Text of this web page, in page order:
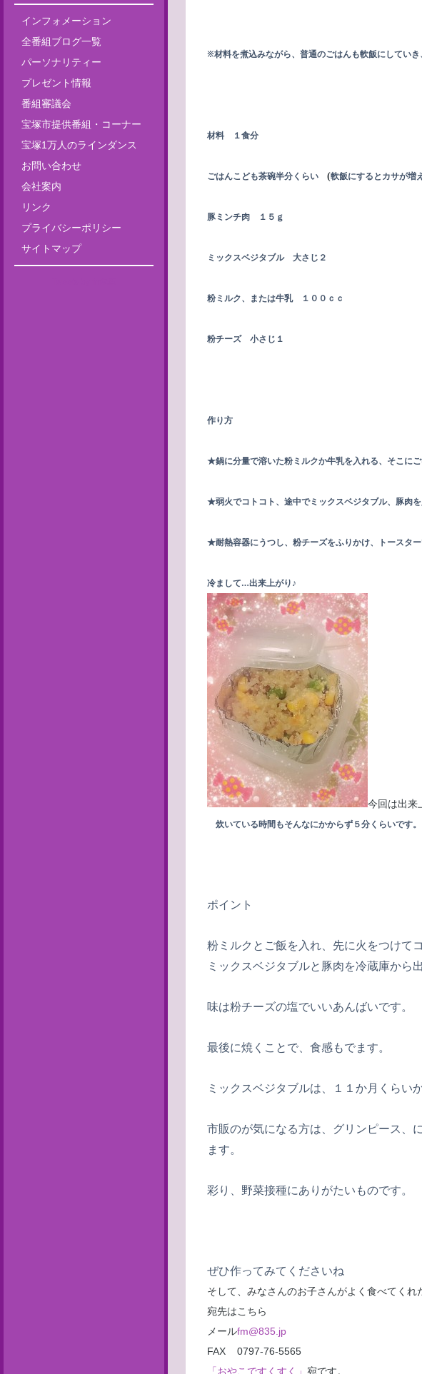
インフォメーション
全番組ブログ一覧
パーソナリティー
プレゼント情報
番組審議会
宝塚市提供番組・コーナー
宝塚1万人のラインダンス
お問い合わせ
会社案内
リンク
プライバシーポリシー
サイトマップ
※材料を煮込みながら、普通のごはんも軟飯にしてい
材料 １食分
ごはんこども茶碗半分くらい (軟飯にするとカサが増
豚ミンチ肉 １５ｇ
ミックスベジタブル 大さじ２
粉ミルク、または牛乳 １００ｃｃ
粉チーズ 小さじ１
作り方
★鍋に分量で溶いた粉ミルクか牛乳を入れる、そこに
★弱火でコトコト、途中でミックスベジタブル、豚肉
★耐熱容器にうつし、粉チーズをふりかけ、トースタ
冷まして…出来上がり♪
今回は出来
炊いている時間もそんなにかからず５分くらいです。
ポイント
粉ミルクとご飯を入れ、先に火をつけて
ミックスベジタブルと豚肉を冷蔵庫から
味は粉チーズの塩でいいあんばいです。
最後に焼くことで、食感もでます。
ミックスベジタブルは、１１か月くらい
市販のが気になる方は、グリンピース、
ます。
彩り、野菜接種にありがたいものです。
ぜひ作ってみてくださいね
そして、みなさんのお子さんがよく食べてくれ
宛先はこちら
メールfm@835.jp
FAX 0797-76-5565
「おやこですくすく」 宛です。